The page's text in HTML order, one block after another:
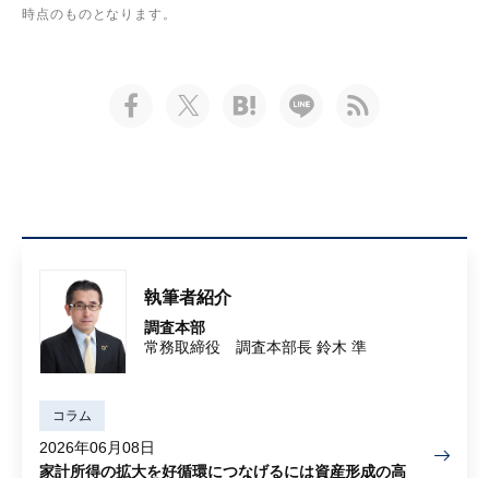
時点のものとなります。
執筆者紹介
調査本部
常務取締役 調査本部長 鈴木 準
コラム
2026年06月08日
家計所得の拡大を好循環につなげるには資産形成の高